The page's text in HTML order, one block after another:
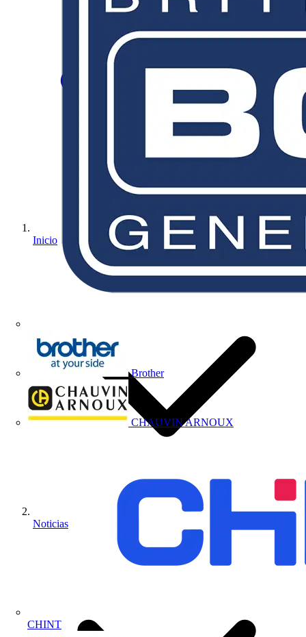
Brother
CHAUVIN ARNOUX
CHINT
Inicio
Noticias